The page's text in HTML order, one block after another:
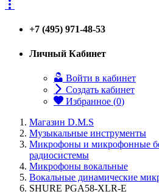
+7 (495) 971-48-53
Личный Кабинет
Войти в кабинет
Создать кабинет
Избранное (0)
Магазин D.M.S
Музыкальные инструменты
Микрофоны и микрофонные
радиосистемы
Микрофоны вокальные
Вокальные динамические
SHURE PGA58-XLR-E